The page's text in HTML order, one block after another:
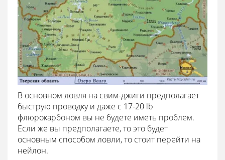
В основном ловля на свим-джиги предполагает
быструю проводку и даже с 17-20 lb
флюрокарбоном вы не будете иметь проблем.
Если же вы предполагаете, то это будет
основным способом ловли, то стоит перейти на
нейлон.